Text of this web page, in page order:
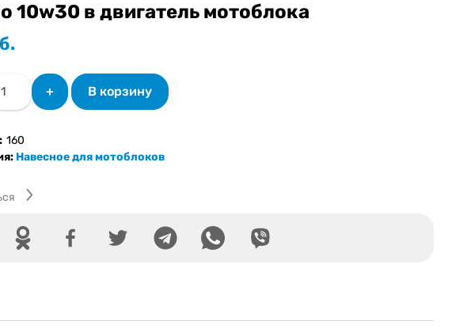
10w30 в двигатель мотоблока
+ В корзину
160
Навесное для мотоблоков